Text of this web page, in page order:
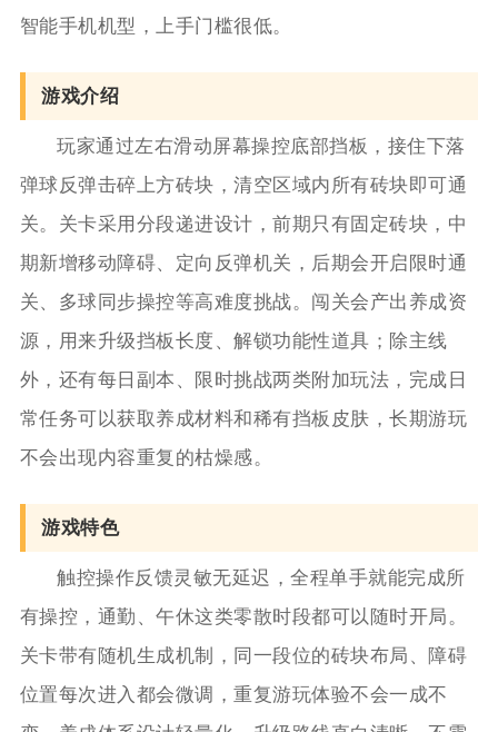
智能手机机型，上手门槛很低。
游戏介绍
玩家通过左右滑动屏幕操控底部挡板，接住下落
弹球反弹击碎上方砖块，清空区域内所有砖块即可通
关。关卡采用分段递进设计，前期只有固定砖块，中
期新增移动障碍、定向反弹机关，后期会开启限时通
关、多球同步操控等高难度挑战。闯关会产出养成资
源，用来升级挡板长度、解锁功能性道具；除主线
外，还有每日副本、限时挑战两类附加玩法，完成日
常任务可以获取养成材料和稀有挡板皮肤，长期游玩
不会出现内容重复的枯燥感。
游戏特色
触控操作反馈灵敏无延迟，全程单手就能完成所
有操控，通勤、午休这类零散时段都可以随时开局。
关卡带有随机生成机制，同一段位的砖块布局、障碍
位置每次进入都会微调，重复游玩体验不会一成不